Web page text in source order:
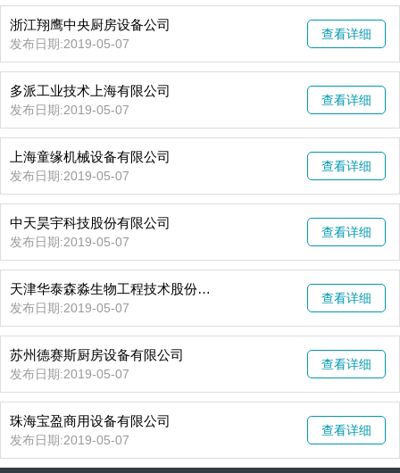
浙江翔鹰中央厨房设备公司
发布日期:2019-05-07
查看详细
多派工业技术上海有限公司
发布日期:2019-05-07
查看详细
上海童缘机械设备有限公司
发布日期:2019-05-07
查看详细
中天昊宇科技股份有限公司
发布日期:2019-05-07
查看详细
天津华泰森淼生物工程技术股份有限公司
发布日期:2019-05-07
查看详细
​苏州德赛斯厨房设备有限公司
发布日期:2019-05-07
查看详细
珠海宝盈商用设备有限公司
发布日期:2019-05-07
查看详细